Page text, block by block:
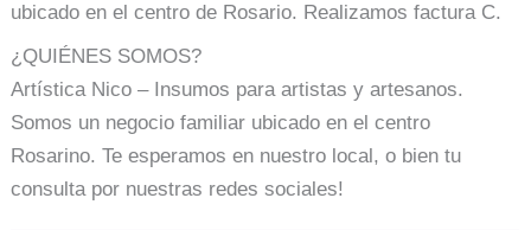
ubicado en el centro de Rosario. Realizamos factura C.
¿QUIÉNES SOMOS?
Artística Nico – Insumos para artistas y artesanos.
Somos un negocio familiar ubicado en el centro
Rosarino. Te esperamos en nuestro local, o bien tu
consulta por nuestras redes sociales!